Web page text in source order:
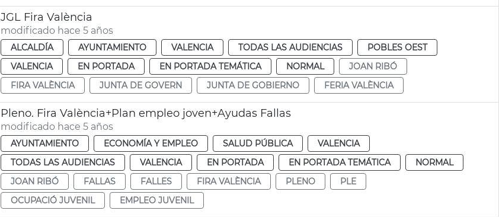
JGL Fira València
modificado hace 5 años
ALCALDÍA AYUNTAMIENTO VALENCIA TODAS LAS AUDIENCIAS
POBLES OEST
VALENCIA
EN PORTADA EN PORTADA TEMÁTICA NORMAL
JOAN RIBÓ
FIRA VALÈNCIA
JUNTA DE GOVERN JUNTA DE GOBIERNO FERIA VALÈNCIA
Pleno. Fira València+Plan empleo joven+Ayudas Fallas
modificado hace 5 años
AYUNTAMIENTO ECONOMÍA Y EMPLEO SALUD PÚBLICA
VALENCIA
TODAS LAS AUDIENCIAS
VALENCIA EN PORTADA EN PORTADA TEMÁTICA
NORMAL
JOAN RIBÓ
FALLAS FALLES FIRA VALÈNCIA PLENO
PLE
OCUPACIÓ JUVENIL
EMPLEO JUVENIL